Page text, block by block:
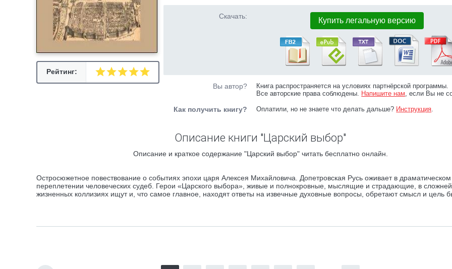
Рейтинг:
Скачать: Купить легальную версию
Вы автор?
Книга распространяется на условиях партнёрской программы.
Все авторские права соблюдены. Напишите нам, если Вы не
Как получить книгу? Оплатили, но не знаете что делать дальше? Инструкция.
Описание книги "Царский выбор"
Описание и краткое содержание "Царский выбор" читать бесплатно онлайн.
Остросюжетное повествование о событиях эпохи царя Алексея Михайловича. Допетровская Русь оживает в драматическом
переплетении человеческих судеб. Герои «Царского выбора», живые и полнокровные, мыслящие и страдающие, в
жизненных коллизиях ищут и, что самое главное, находят ответы на извечные духовные вопросы, обретают смысл и цель